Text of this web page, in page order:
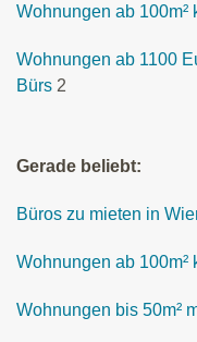
Wohnungen ab 100m²
Wohnungen ab 1100
Bürs 2
Gerade beliebt:
Büros zu mieten in
Wohnungen ab 100m²
Wohnungen bis 50m²